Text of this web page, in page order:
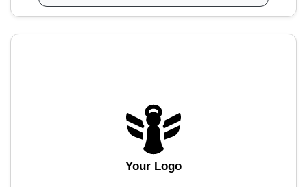
Your Logo